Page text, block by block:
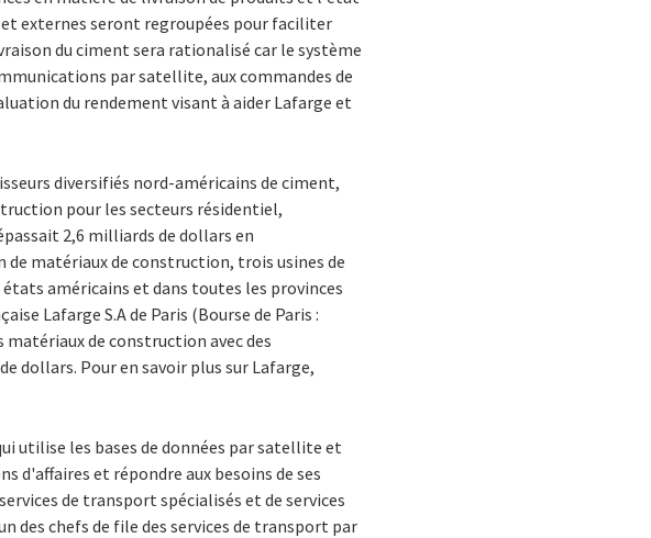
externes seront regroupées pour faciliter
du ciment sera rationalisé car le système
par satellite, aux commandes de
du rendement visant à aider Lafarge et
diversifiés nord-américains de ciment,
pour les secteurs résidentiel,
2,6 milliards de dollars en
matériaux de construction, trois usines de
américains et dans toutes les provinces
Lafarge S.A de Paris (Bourse de Paris :
matériaux de construction avec des
dollars. Pour en savoir plus sur Lafarge,
utilise les bases de données par satellite et
d'affaires et répondre aux besoins de ses
de transport spécialisés et de services
des chefs de file des services de transport par